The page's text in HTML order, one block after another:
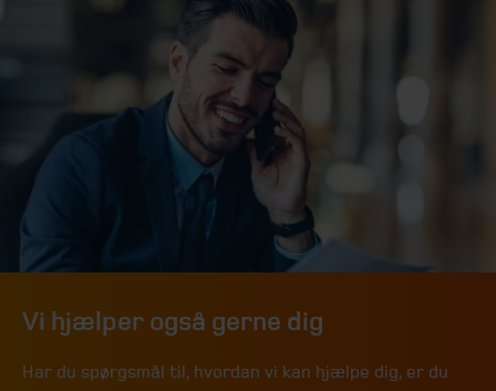
Vi hjælper også gerne dig
Har du spørgsmål til, hvordan vi kan hjælpe dig, er du